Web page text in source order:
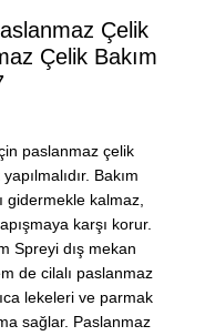
Çelik
Çelik Bakım
paslanmaz çelik
Bakım
gidermekle kalmaz,
karşı korur.
Spreyi dış mekan
de cilalı paslanmaz
lekeleri ve parmak
sağlar. Paslanmaz